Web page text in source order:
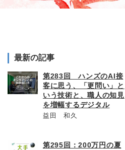
最新の記事
第283回 ハンズのAI接
客に思う、「更問い」と
いう技術と、職人の知見
を増幅するデジタル
益田 和久
第295回：200万円の夏